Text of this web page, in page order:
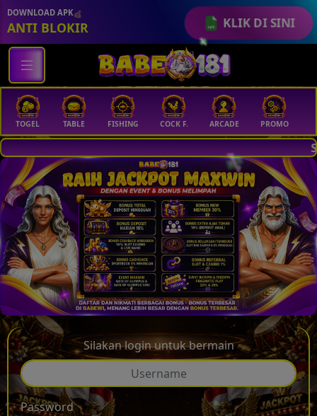
KLIK DI SINI
DOWNLOAD APK
ANTI BLOKIR
TABLE FISHING COCK F. ARCADE PROMO MEGAGACOR
Selamat Datang
Silakan login untuk bermain
Password
💰
💵